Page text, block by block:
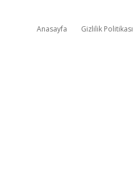
Anasayfa Gizlilik Politikası